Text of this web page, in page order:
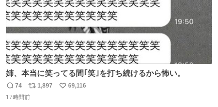
姉、本当に笑ってる間｢笑｣を打ち続けるから怖い。
返
信
74
リ
ポ
1,897
い
69,116
17時間前